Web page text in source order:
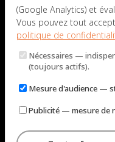
Lun –
(Google Analytics) et
Vous pouvez tout
politique de
Nécessaires —
(toujours actifs).
Mesure d'audience —
Publicité — mesure de